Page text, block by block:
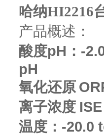
哈纳HI2216
产品概述：
酸度pH：-
pH
氧化还原
离子浓度
温度： -20.0